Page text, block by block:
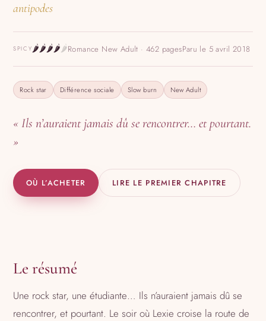
antipodes
SPICY🌶️🌶️🌶️🌶️🌶️Romance New Adult · 462 pagesParu le 5 avril 2018
Rock star Différence sociale Slow burn New Adult
« Ils n’auraient jamais dû se rencontrer… et pourtant.
»
OÙ L’ACHETER LIRE LE PREMIER CHAPITRE
Le résumé
Une rock star, une étudiante… Ils n’auraient jamais dû se
rencontrer, et pourtant. Le soir où Lexie croise la route de